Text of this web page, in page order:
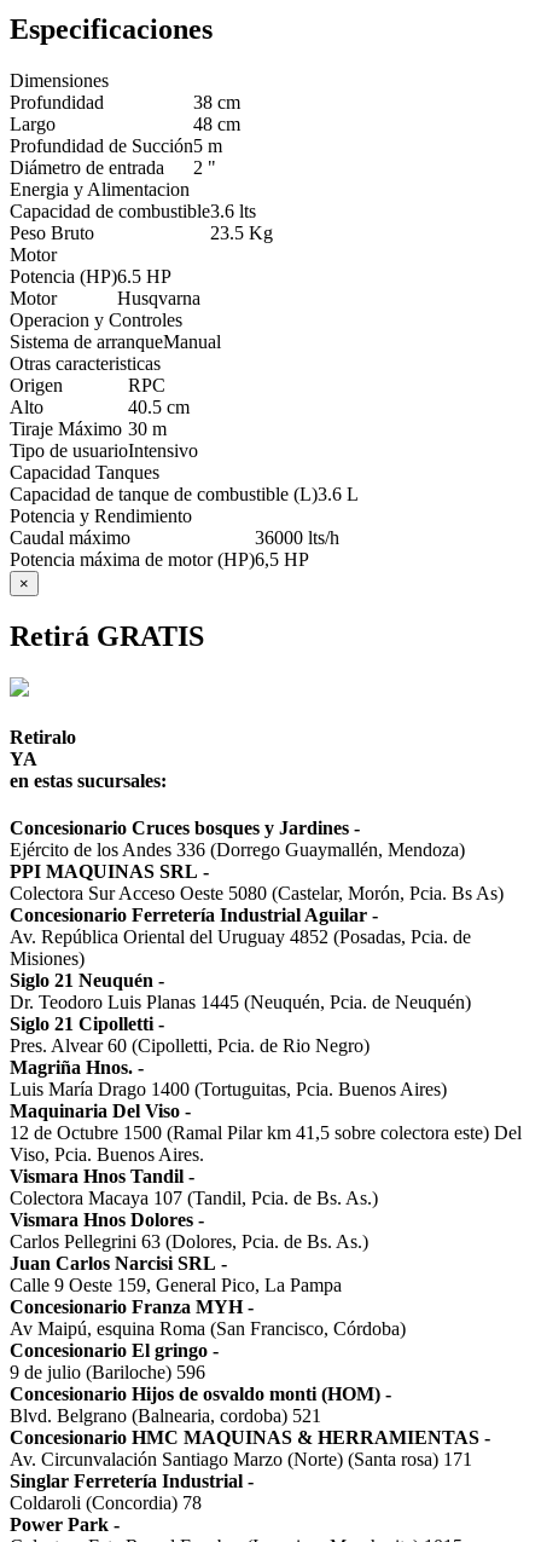
Especificaciones
Dimensiones
Profundidad
38 cm
Largo
48 cm
Profundidad de Succión5 m
Diámetro de entrada
2 "
Energia y Alimentacion
Capacidad de combustible3.6 lts
Peso Bruto
23.5 Kg
Motor
Potencia (HP)6.5 HP
Motor
Husqvarna
Operacion y Controles
Sistema de arranqueManual
Otras caracteristicas
Origen
RPC
Alto
40.5 cm
Tiraje Máximo 30 m
Tipo de usuarioIntensivo
Capacidad Tanques
Capacidad de tanque de combustible (L)3.6 L
Potencia y Rendimiento
Caudal máximo
36000 lts/h
Potencia máxima de motor (HP)6,5 HP
×
Retirá GRATIS
Retiralo
YA
en estas sucursales:
Concesionario Cruces bosques y Jardines -
Ejército de los Andes 336 (Dorrego Guaymallén, Mendoza)
PPI MAQUINAS SRL -
Colectora Sur Acceso Oeste 5080 (Castelar, Morón, Pcia. Bs As)
Concesionario Ferretería Industrial Aguilar -
Av. República Oriental del Uruguay 4852 (Posadas, Pcia. de
Misiones)
Siglo 21 Neuquén -
Dr. Teodoro Luis Planas 1445 (Neuquén, Pcia. de Neuquén)
Siglo 21 Cipolletti -
Pres. Alvear 60 (Cipolletti, Pcia. de Rio Negro)
Magriña Hnos. -
Luis María Drago 1400 (Tortuguitas, Pcia. Buenos Aires)
Maquinaria Del Viso -
12 de Octubre 1500 (Ramal Pilar km 41,5 sobre colectora este) Del
Viso, Pcia. Buenos Aires.
Vismara Hnos Tandil -
Colectora Macaya 107 (Tandil, Pcia. de Bs. As.)
Vismara Hnos Dolores -
Carlos Pellegrini 63 (Dolores, Pcia. de Bs. As.)
Juan Carlos Narcisi SRL -
Calle 9 Oeste 159, General Pico, La Pampa
Concesionario Franza MYH -
Av Maipú, esquina Roma (San Francisco, Córdoba)
Concesionario El gringo -
9 de julio (Bariloche) 596
Concesionario Hijos de osvaldo monti (HOM) -
Blvd. Belgrano (Balnearia, cordoba) 521
Concesionario HMC MAQUINAS & HERRAMIENTAS -
Av. Circunvalación Santiago Marzo (Norte) (Santa rosa) 171
Singlar Ferretería Industrial -
Coldaroli (Concordia) 78
Power Park -